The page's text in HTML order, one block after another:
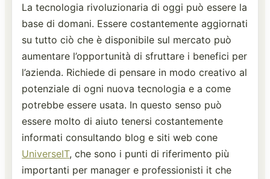
La tecnologia rivoluzionaria di oggi può essere la
base di domani. Essere costantemente aggiornati
su tutto ciò che è disponibile sul mercato può
aumentare l’opportunità di sfruttare i benefici per
l’azienda. Richiede di pensare in modo creativo al
potenziale di ogni nuova tecnologia e a come
potrebbe essere usata. In questo senso può
essere molto di aiuto tenersi costantemente
informati consultando blog e siti web cone
UniverseIT, che sono i punti di riferimento più
importanti per manager e professionisti it che